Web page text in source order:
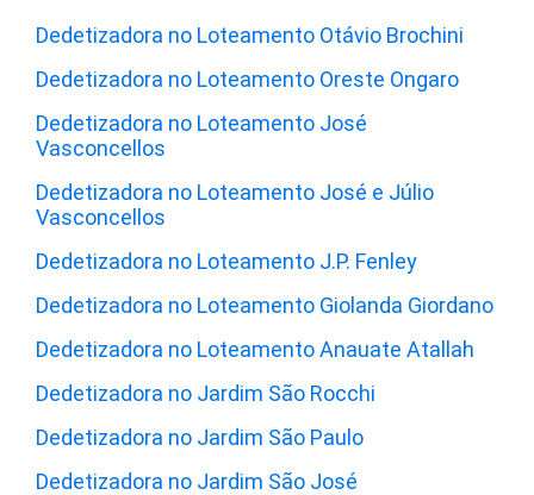
Dedetizadora no Loteamento Otávio Brochini
Dedetizadora no Loteamento Oreste Ongaro
Dedetizadora no Loteamento José
Vasconcellos
Dedetizadora no Loteamento José e Júlio
Vasconcellos
Dedetizadora no Loteamento J.P. Fenley
Dedetizadora no Loteamento Giolanda Giordano
Dedetizadora no Loteamento Anauate Atallah
Dedetizadora no Jardim São Rocchi
Dedetizadora no Jardim São Paulo
Dedetizadora no Jardim São José